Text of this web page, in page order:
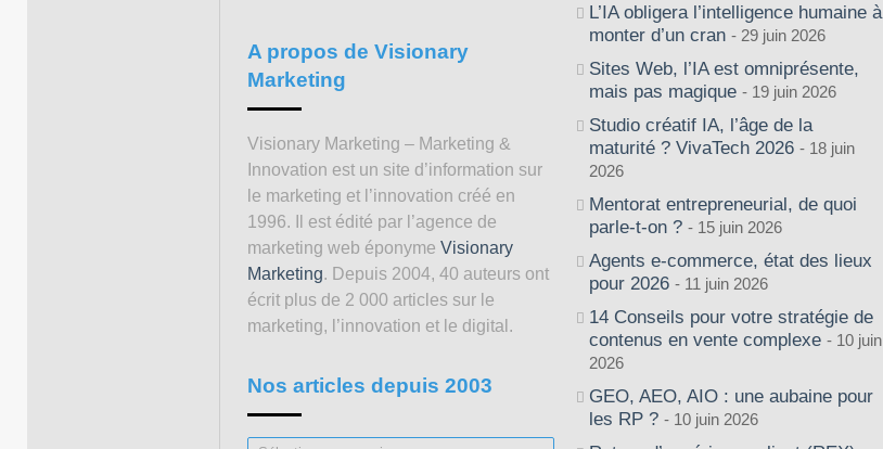
A propos de Visionary
Marketing
Visionary Marketing – Marketing &
Innovation est un site d’information sur
le marketing et l’innovation créé en
1996. Il est édité par l’agence de
marketing web éponyme Visionary
Marketing. Depuis 2004, 40 auteurs ont
écrit plus de 2 000 articles sur le
marketing, l’innovation et le digital.
Nos articles depuis 2003
L’IA obligera l’intelligence humaine à
monter d’un cran
29 juin 2026
Sites Web, l’IA est omniprésente,
mais pas magique
19 juin 2026
Studio créatif IA, l’âge de la
maturité ? VivaTech 2026
18 juin
2026
Mentorat entrepreneurial, de quoi
parle-t-on ?
15 juin 2026
Agents e-commerce, état des lieux
pour 2026
11 juin 2026
14 Conseils pour votre stratégie de
contenus en vente complexe
10 juin
2026
GEO, AEO, AIO : une aubaine pour
les RP ?
10 juin 2026